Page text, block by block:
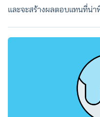
และจะสร้างผลตอบแทนที่น่